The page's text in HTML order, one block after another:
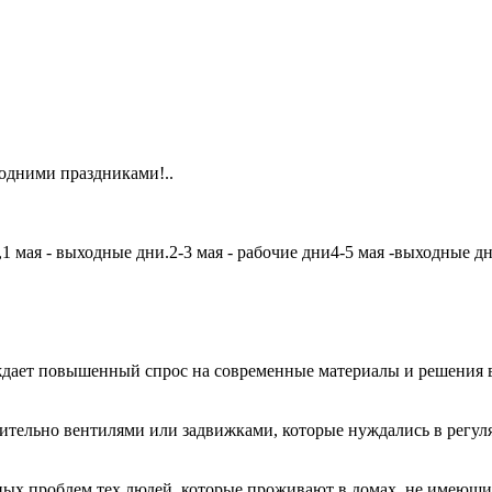
праздниками!..
- выходные дни.2-3 мая - рабочие дни4-5 мая -выходные
повышенный спрос на современные материалы и решения
вентилями или задвижками, которые нуждались в